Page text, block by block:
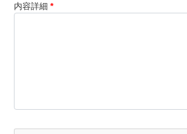
内容詳細 *